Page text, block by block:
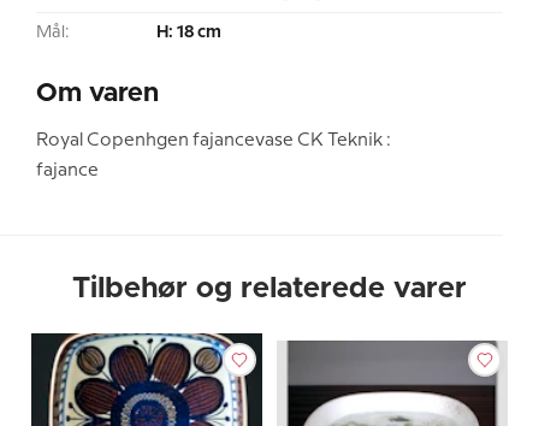
Mål: H: 18 cm
Om varen
Royal Copenhgen fajancevase CK Teknik :
fajance
Tilbehør og relaterede varer